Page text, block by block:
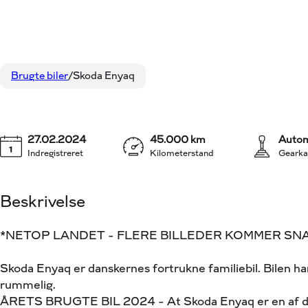
60 iV 180HK 5d Aut.
Brugte biler Skoda Enyaq
Indregistreret
27.02.2024
Kilometerstand
45.000 km
Beskrivelse
*NETOP LANDET - FLERE BILLEDER KOMMER
Skoda Enyaq er danskernes fortrukne familiebil. Bilen
rummelig.
ÅRETS BRUGTE BIL 2024 - At Skoda Enyaq er en af